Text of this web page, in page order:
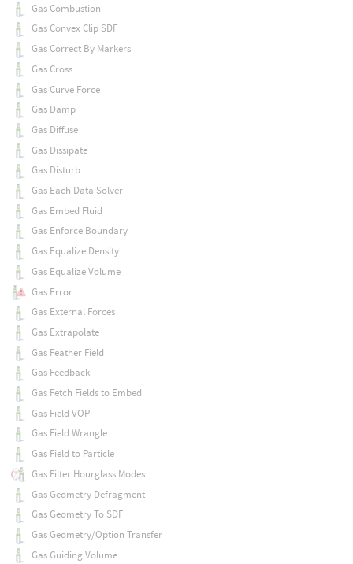
Gas Combustion
Gas Convex Clip SDF
Gas Correct By Markers
Gas Cross
Gas Curve Force
Gas Damp
Gas Diffuse
Gas Dissipate
Gas Disturb
Gas Each Data Solver
Gas Embed Fluid
Gas Enforce Boundary
Gas Equalize Density
Gas Equalize Volume
Gas Error
Gas External Forces
Gas Extrapolate
Gas Feather Field
Gas Feedback
Gas Fetch Fields to Embed
Gas Field VOP
Gas Field Wrangle
Gas Field to Particle
Gas Filter Hourglass Modes
Gas Geometry Defragment
Gas Geometry To SDF
Gas Geometry/Option Transfer
Gas Guiding Volume